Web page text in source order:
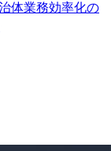
体業務効率化の